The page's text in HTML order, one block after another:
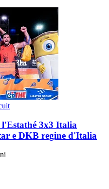
3x3 Italia
e DKB regine d'Italia